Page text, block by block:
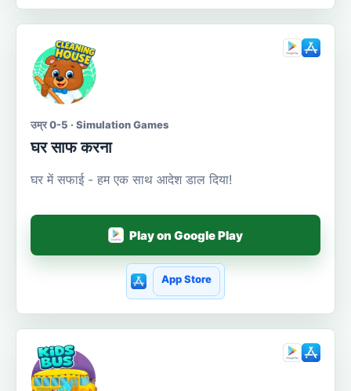
उम्र 0-5 · Simulation Games
घर साफ करना
घर में सफाई - हम एक साथ आदेश डाल दिया!
Play on Google Play
App Store